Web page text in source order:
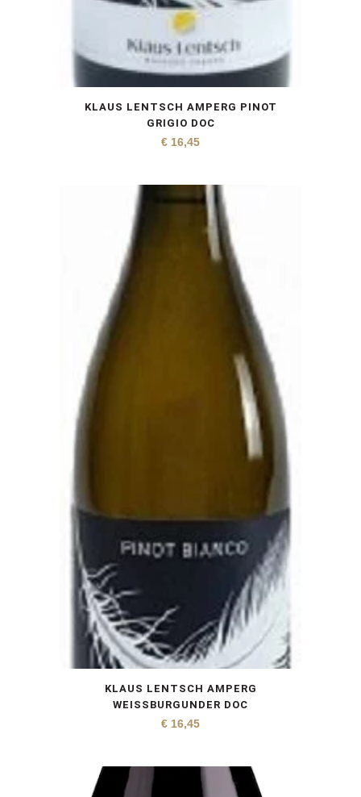
KLAUS LENTSCH AMPERG PINOT
GRIGIO DOC
€ 16,45
KLAUS LENTSCH AMPERG
WEISSBURGUNDER DOC
€ 16,45